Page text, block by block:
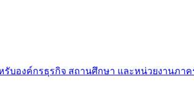
องค์กรธุรกิจ สถานศึกษา และหน่วยงานภาค